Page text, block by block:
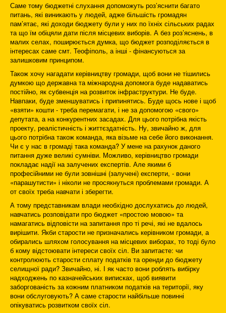
Саме тому бюджетні слухання допоможуть роз’яснити багато
питань, які виникають у людей, адже більшість громадян
пам’ятає, які доходи бюджету були у них по їхніх сільських радах
та що їм обіцяли дати після місцевих виборів. А без роз’яснень, в
малих селах, поширюється думка, що бюджет розподіляється в
інтересах саме смт. Теофіполь, а інші - фінансуються за
залишковим принципом.
Також хочу нагадати керівництву громади, щоб вони не тішились
думкою що державна та міжнародна допомога буде надаватись
постійно, як субвенція на розвиток інфраструктури. Не буде.
Навпаки, буде зменшуватись і припинятись. Буде щось нове і щоб
«взяти» кошти - треба перемагати, і не за допомогою «свого»
депутата, а на конкурентних засадах. Для цього потрібна якість
проекту, реалістичність і життєздатність. Ну, звичайно ж, для
цього потрібна також команда, яка візьме на себе його виконання.
Чи є у нас в громаді така команда? У мене на рахунок даного
питання дуже великі сумніви. Можливо, керівництво громади
покладає надії на залучених експертів. Але якими б
професійними не були зовнішні (залучені) експерти, - вони
«парашутисти» і ніколи не просякнуться проблемами громади. А
от своїх треба навчати і зберегти.
А тому представникам влади необхідно дослухатись до людей,
навчатись розповідати про бюджет «простою мовою» та
намагатись відповісти на запитання про ті речі, які не вдалось
вирішити. Якби старости не призначались керівником громади, а
обирались шляхом голосування на місцевих виборах, то тоді було
б кому відстоювати інтереси своїх сіл. Ви запитаєте: чи
контролюють старости сплату податків та оренди до бюджету
селищної ради? Звичайно, ні. І як часто вони роблять вибірку
надходжень по казначейських виписках, щоб виявити
заборгованість за кожним платником податків на території, яку
вони обслуговують? А саме старости найбільше повинні
опікуватись розвитком своїх сіл.